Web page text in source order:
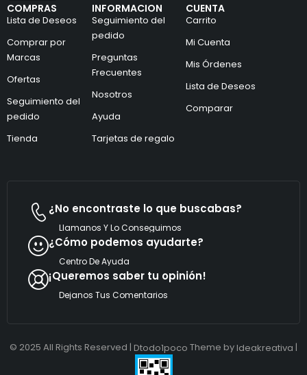
COMPRAS
Lista de Deseos
Comprar por
Marcas
Ofertas
Seguimiento del
pedido
Tienda
INFORMACION
Seguimiento del
pedido
Preguntas
Frecuentes
Nosotros
Ayuda
Tarjetas de regalo
CUENTA
Carrito
Mi Cuenta
Mis Órdenes
Lista de Deseos
Comparar
n
i
c
o
*
l
e
t
r
n
c
o
¿No encontraste lo que buscabas?
Llamanos Y Lo Conseguimos
¿Cómo podemos ayudarte?
Centro De Ayuda
¡Queremos saber tu opinión!
Dejanos Tus Comentarios
© 2025 All Rights Reserved | Dtodo1poco Theme by Ideakreativa |